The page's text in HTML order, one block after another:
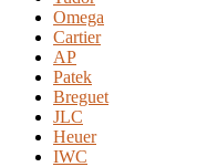
Omega
Cartier
AP
Patek
Breguet
JLC
Heuer
IWC